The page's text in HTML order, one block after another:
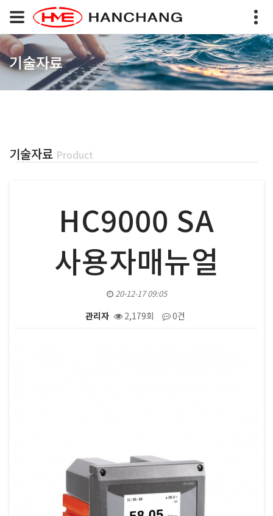
기술자료
기술자료 Product
HC9000 SA
사용자매뉴얼
20-12-17 09:05
관리자 2,179회 0건